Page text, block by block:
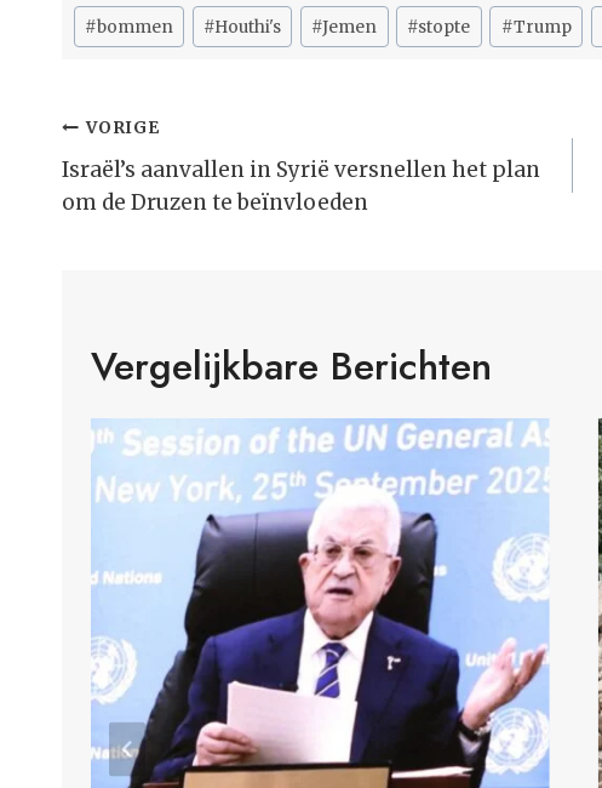
Bericht
tags:
#bommen #Houthi's #Jemen #stopte #Trump
Bericht
Navigatie
VORIGE
Israël’s aanvallen in Syrië versnellen het plan
om de Druzen te beïnvloeden
Vergelijkbare Berichten